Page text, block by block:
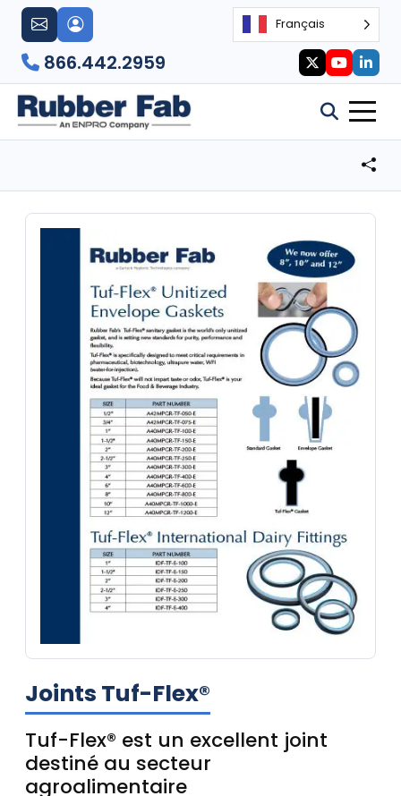
Français
866.442.2959
Joints Tuf-Flex®
Tuf-Flex® est un excellent joint
destiné au secteur
agroalimentaire